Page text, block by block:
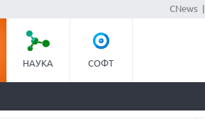
CNews|
НАУКА СОФТ